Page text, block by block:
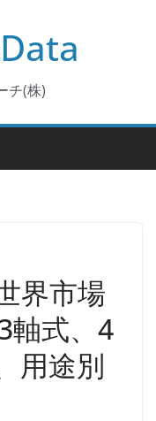
チ(株)
界市場
軸式、4
用途別